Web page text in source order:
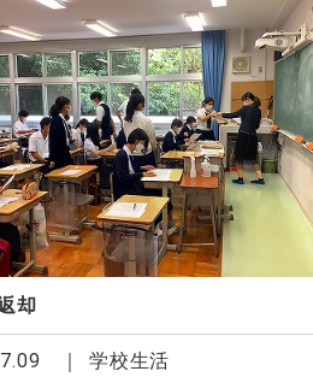
却
学校生活